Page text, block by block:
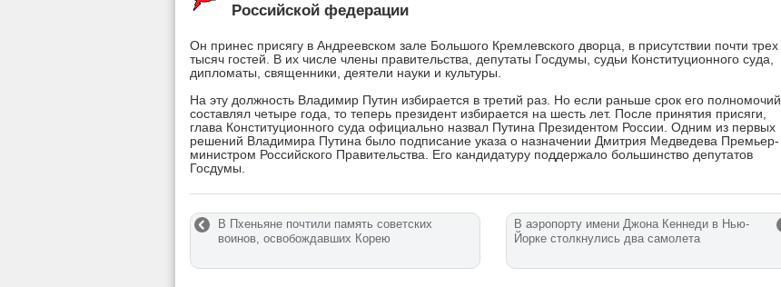
Российской федерации
Он принес присягу в Андреевском зале Большого Кремлевского дворца, в присутствии почти трех
тысяч гостей. В их числе члены правительства, депутаты Госдумы, судьи Конституционного суда,
дипломаты, священники, деятели науки и культуры.
На эту должность Владимир Путин избирается в третий раз. Но если раньше срок его полномочий
составлял четыре года, то теперь президент избирается на шесть лет. После принятия присяги,
глава Конституционного суда официально назвал Путина Президентом России. Одним из первых
решений Владимира Путина было подписание указа о назначении Дмитрия Медведева Премьер-
министром Российского Правительства. Его кандидатуру поддержало большинство депутатов
Госдумы.
В Пхеньяне почтили память советских
воинов, освобождавших Корею
В аэропорту имени Джона Кеннеди в Нью-
Йорке столкнулись два самолета